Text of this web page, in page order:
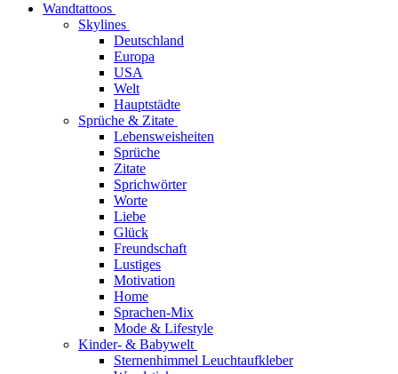
Wandtattoos
Skylines
Deutschland
Europa
USA
Welt
Hauptstädte
Sprüche & Zitate
Lebensweisheiten
Sprüche
Zitate
Sprichwörter
Worte
Liebe
Glück
Freundschaft
Lustiges
Motivation
Home
Sprachen-Mix
Mode & Lifestyle
Kinder- & Babywelt
Sternenhimmel Leuchtaufkleber